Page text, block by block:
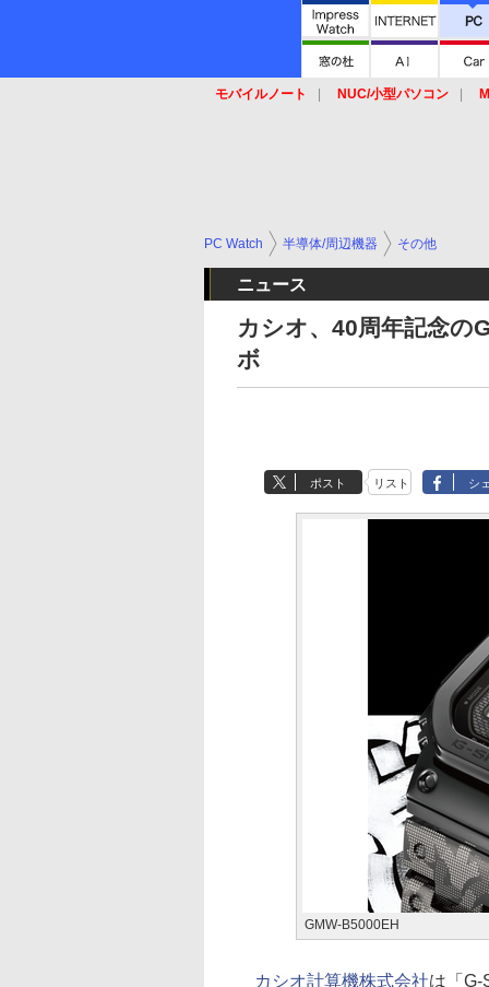
モバイルノート NUC/小型パソコン
PC Watch 半導体/周辺機器 その他
ニュース
カシオ、40周年記念の
ボ
ポスト リスト シ
GMW-B5000EH
カシオ計算機株式会社は「G-